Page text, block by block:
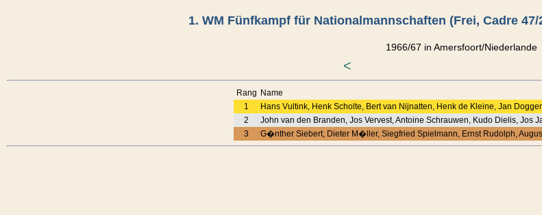
1. WM Fünfkampf für Nationalmannschaften (Frei, Cadre
1966/67 in Amersfoort/Niederlande
<
Rang Name
1
Hans Vultink, Henk Scholte, Bert van Nijnatten, Henk de Kleine, Jan
2
John van den Branden, Jos Vervest, Antoine Schrauwen, Kudo Dielis, Jos
3
G�nther Siebert, Dieter M�ller, Siegfried Spielmann, Ernst Rudolph,